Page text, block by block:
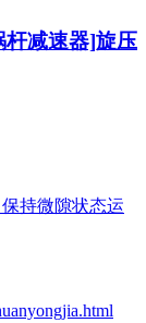
杆减速器]旋压
持微隙状态运